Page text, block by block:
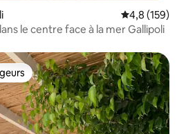
Évaluation
4,8 (159)
le centre face à la mer Gallipoli
les plus appréciés